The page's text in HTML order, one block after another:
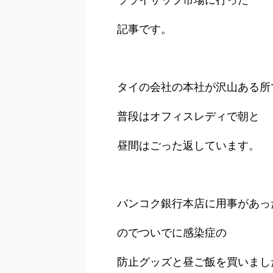
記事です。
タイの会社の本社が沢山ある所
普段はオフィスレディで朝と
昼間はごった返しています。
バンコク銀行本店に用事があっ
のでついでに感染症の
防止グッズと昼ご飯を買いまし